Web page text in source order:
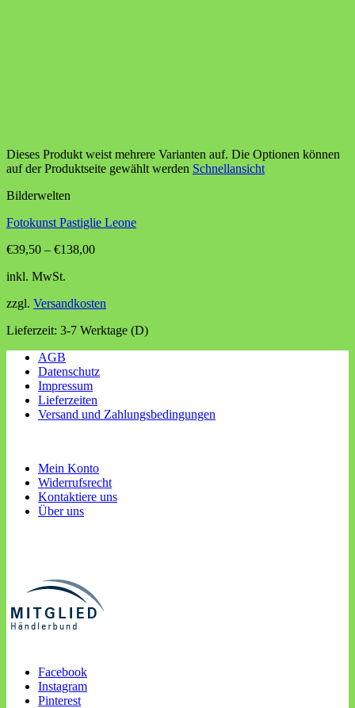
Dieses Produkt weist mehrere Varianten auf. Die Optionen können
auf der Produktseite gewählt werden Schnellansicht
Bilderwelten
Fotokunst Pastiglie Leone
€39,50 – €138,00
inkl. MwSt.
zzgl. Versandkosten
Lieferzeit: 3-7 Werktage (D)
AGB
Datenschutz
Impressum
Lieferzeiten
Versand und Zahlungsbedingungen
Mein Konto
Widerrufsrecht
Kontaktiere uns
Über uns
Facebook
Instagram
Pinterest